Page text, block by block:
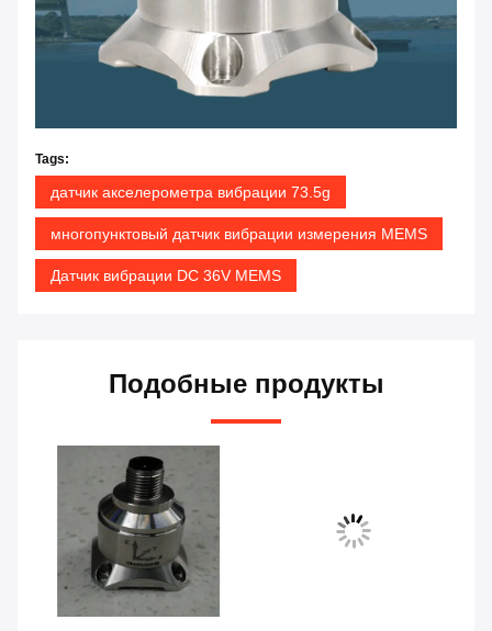
Tags:
датчик акселерометра вибрации 73.5g
многопунктовый датчик вибрации измерения MEMS
Датчик вибрации DC 36V MEMS
Подобные продукты